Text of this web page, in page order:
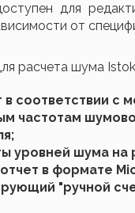
для
от
расчета шума
соответствии с
частотам
уровней шума на
в формате
"ручной